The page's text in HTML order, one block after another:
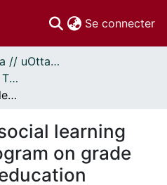
Se connecter
Thèses uOttawa // uOttawa Theses
Thèses, 1910 - 2010 // Theses, 1910 - 2010
The effect of a social learning intervention program on grade seven physical education students.
learning
on grade